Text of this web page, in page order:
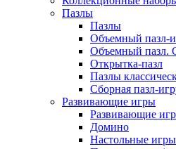
Пазлы
Пазлы
Объемный пазл-
Объемный пазл.
Открытка-пазл
Пазлы
Сборная пазл-
Развивающие игры
Развивающие
Домино
Настольные игры